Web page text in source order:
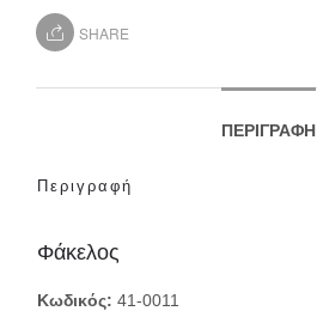
SHARE
ΠΕΡΙΓΡΑΦΉ
Περιγραφή
Φάκελος
Κωδικός: 41-0011